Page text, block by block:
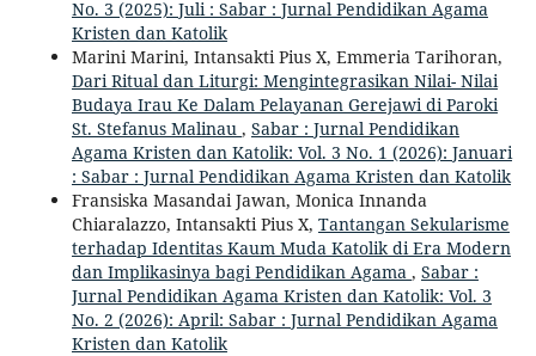
No. 3 (2025): Juli : Sabar : Jurnal Pendidikan Agama
Kristen dan Katolik
Marini Marini, Intansakti Pius X, Emmeria Tarihoran,
Dari Ritual dan Liturgi: Mengintegrasikan Nilai- Nilai
Budaya Irau Ke Dalam Pelayanan Gerejawi di Paroki
St. Stefanus Malinau , Sabar : Jurnal Pendidikan
Agama Kristen dan Katolik: Vol. 3 No. 1 (2026): Januari
: Sabar : Jurnal Pendidikan Agama Kristen dan Katolik
Fransiska Masandai Jawan, Monica Innanda
Chiaralazzo, Intansakti Pius X, Tantangan Sekularisme
terhadap Identitas Kaum Muda Katolik di Era Modern
dan Implikasinya bagi Pendidikan Agama , Sabar :
Jurnal Pendidikan Agama Kristen dan Katolik: Vol. 3
No. 2 (2026): April: Sabar : Jurnal Pendidikan Agama
Kristen dan Katolik